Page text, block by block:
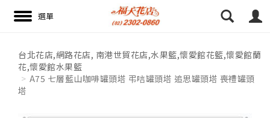
台北花店,網路花店, 南港世貿花店,水果籃,懷愛館花籃,懷愛館蘭
花,懷愛館水果籃
A75 七層藍山咖啡罐頭塔 弔唁罐頭塔 追思罐頭塔 喪禮罐頭
塔